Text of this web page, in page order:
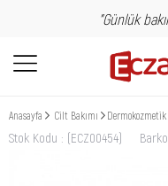
"Günlük
Anasayfa Cilt Bakımı
Stok Kodu (ECZ00454)